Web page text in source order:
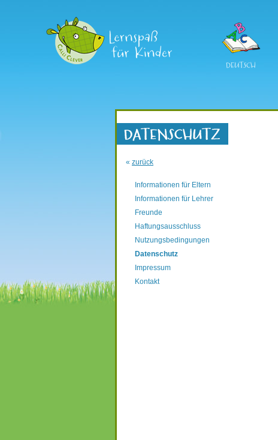
DEUTSCH
« zurück
Informationen für Eltern
Informationen für Lehrer
Freunde
Haftungsausschluss
Nutzungsbedingungen
Datenschutz
Impressum
Kontakt